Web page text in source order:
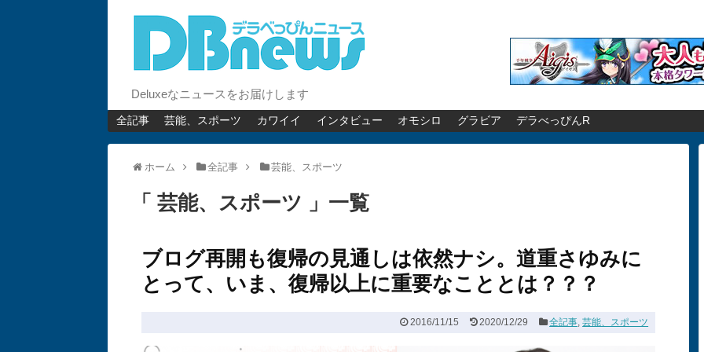
Deluxeなニュースをお届けします
全記事 芸能、スポーツ カワイイ インタビュー オモシロ グラビア デラべっぴんR
ホーム 全記事 芸能、スポーツ
「 芸能、スポーツ 」一覧
ブログ再開も復帰の見通しは依然ナシ。道重さゆみに
とって、いま、復帰以上に重要なこととは？？？
2016/11/15 2020/12/29 全記事 ,芸能、スポーツ